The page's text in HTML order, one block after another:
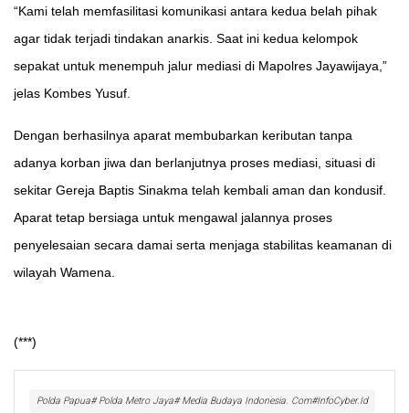
“Kami telah memfasilitasi komunikasi antara kedua belah pihak
agar tidak terjadi tindakan anarkis. Saat ini kedua kelompok
sepakat untuk menempuh jalur mediasi di Mapolres Jayawijaya,”
jelas Kombes Yusuf.
Dengan berhasilnya aparat membubarkan keributan tanpa
adanya korban jiwa dan berlanjutnya proses mediasi, situasi di
sekitar Gereja Baptis Sinakma telah kembali aman dan kondusif.
Aparat tetap bersiaga untuk mengawal jalannya proses
penyelesaian secara damai serta menjaga stabilitas keamanan di
wilayah Wamena.
(***)
Polda Papua# Polda Metro Jaya# Media Budaya Indonesia. Com#InfoCyber.Id